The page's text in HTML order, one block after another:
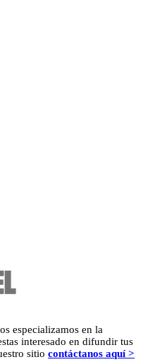
especializamos en la
interesado en difundir tus
sitio contáctanos aquí >